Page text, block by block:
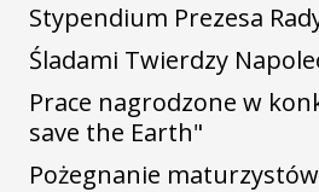
Stypendium Prezesa
Śladami Twierdzy
Prace nagrodzone w
save the Earth"
Pożegnanie maturzystów